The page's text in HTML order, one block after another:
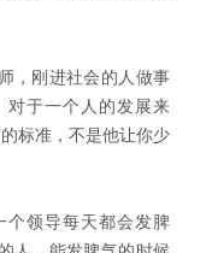
，刚进社会的人做事
对于一个人的发展来
的标准，不是他让你少
个领导每天都会发脾